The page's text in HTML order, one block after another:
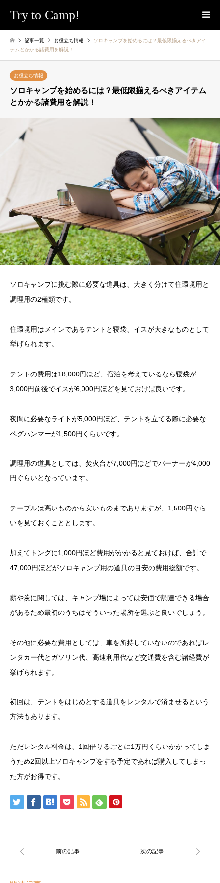
Try to Camp!
記事一覧 お役立ち情報
ソロキャンプを始めるには？最低限揃えるべきアイ
テムとかかる諸費用を解説！
お役立ち情報
ソロキャンプを始めるには？最低限揃えるべきアイテム
とかかる諸費用を解説！
ソロキャンプに挑む際に必要な道具は、大きく分けて住環境用と
調理用の2種類です。
住環境用はメインであるテントと寝袋、イスが大きなものとして
挙げられます。
テントの費用は18,000円ほど、宿泊を考えているなら寝袋が
3,000円前後でイスが6,000円ほどを見ておけば良いです。
夜間に必要なライトが5,000円ほど、テントを立てる際に必要な
ペグハンマーが1,500円くらいです。
調理用の道具としては、焚火台が7,000円ほどでバーナーが4,000
円ぐらいとなっています。
テーブルは高いものから安いものまでありますが、1,500円ぐら
いを見ておくこととします。
加えてトングに1,000円ほど費用がかかると見ておけば、合計で
47,000円ほどがソロキャンプ用の道具の目安の費用総額です。
薪や炭に関しては、キャンプ場によっては安価で調達できる場合
があるため最初のうちはそういった場所を選ぶと良いでしょう。
その他に必要な費用としては、車を所持していないのであればレ
ンタカー代とガソリン代、高速利用代など交通費を含む諸経費が
挙げられます。
初回は、テントをはじめとする道具をレンタルで済ませるという
方法もあります。
ただレンタル料金は、1回借りるごとに1万円くらいかかってしま
うため2回以上ソロキャンプをする予定であれば購入してしまっ
た方がお得です。